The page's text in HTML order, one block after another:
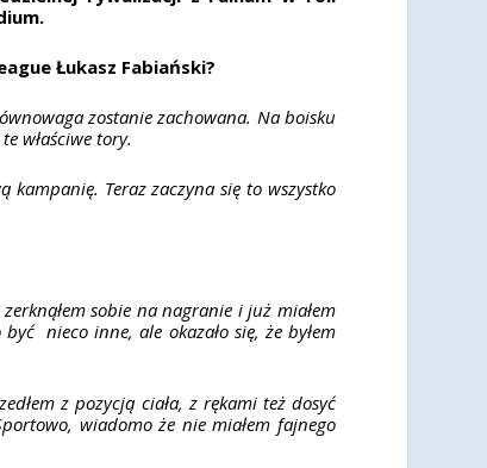
Łukasz Fabiański?
zostanie zachowana. Na boisku
właściwe tory.
Teraz zaczyna się to wszystko
sobie na nagranie i już miałem
nieco inne, ale okazało się, że byłem
z pozycją ciała, z rękami też dosyć
wiadomo że nie miałem fajnego